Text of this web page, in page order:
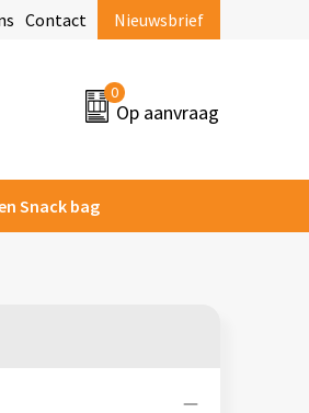
Contact Nieuwsbrief
0
Op aanvraag
Snack bag